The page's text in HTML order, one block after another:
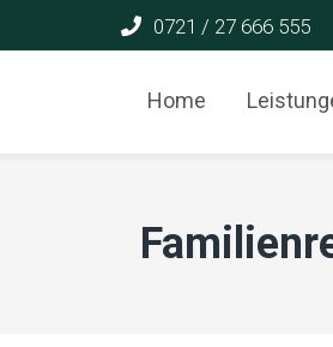
0721 / 27 666 555
Home